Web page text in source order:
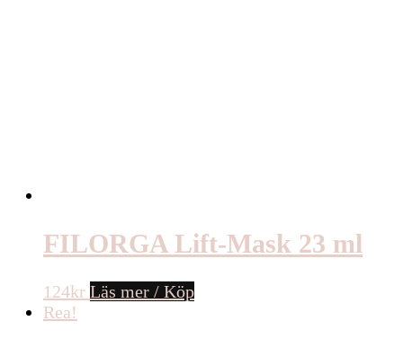
FILORGA Lift-Mask 23 ml
124kr Läs mer / Köp
Rea!